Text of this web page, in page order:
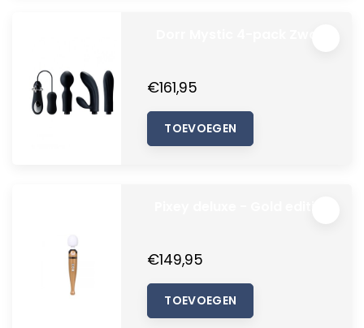
€161,95
TOEVOEGEN
€149,95
TOEVOEGEN